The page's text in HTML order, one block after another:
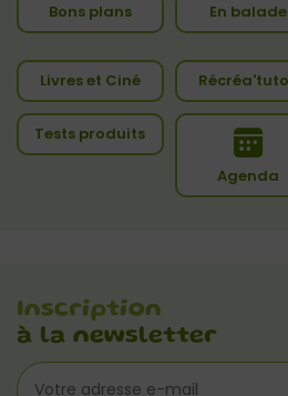
Bons plans En balade
Livres et Ciné
Tests produits
Agenda
Inscription
à la newsletter